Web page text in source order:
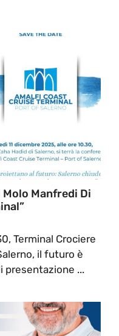
Manfredi Di
Terminal Crociere
il futuro è
presentazione ...